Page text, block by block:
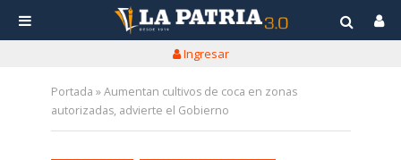
Ingresar
Portada »Aumentan cultivos de coca en zonas
autorizadas, advierte el Gobierno